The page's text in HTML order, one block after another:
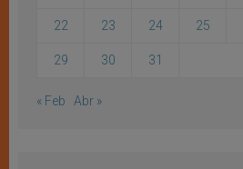
22 23 24 25
29 30 31
« Feb Abr »